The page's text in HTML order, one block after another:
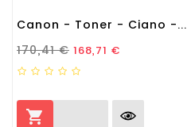
Canon - Toner - Ciano -...
Prezzo Standard
170,41 € Prezzo
168,71 €
